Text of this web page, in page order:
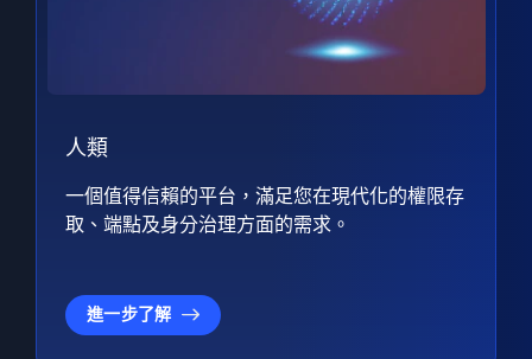
人類
一個值得信賴的平台，滿足您在現代化的權限存
取、端點及身分治理方面的需求。
進一步了解